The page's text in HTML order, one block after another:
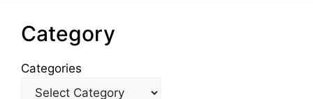
Category
Categories